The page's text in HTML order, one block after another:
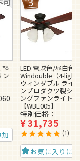
LED 電球色/昼白色
Windouble（4-
ンプロダクツ製シ
ングファンライト
【WBE005】
特別価格
¥31,735
お気に入りに